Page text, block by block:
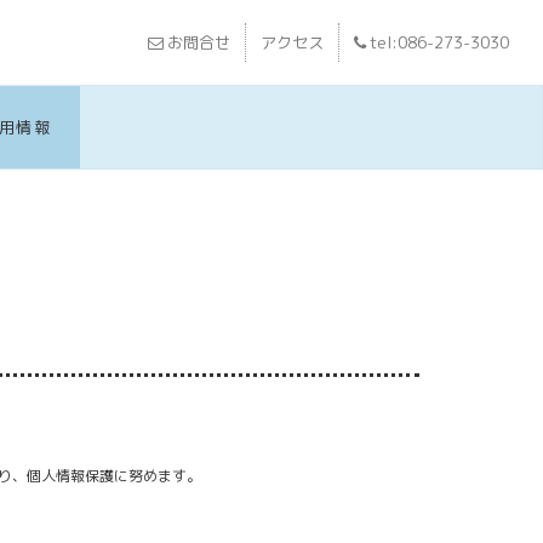
お問合せ アクセス tel:086-273-3030
情報
個人情報保護に努めます。